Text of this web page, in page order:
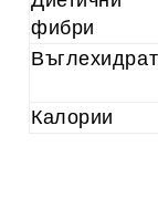
фибри
Калории